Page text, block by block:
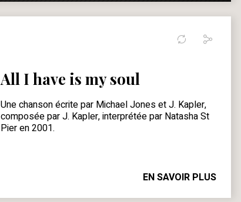
All I have is my soul
Une chanson écrite par Michael Jones et J. Kapler,
composée par J. Kapler, interprétée par Natasha St
Pier en 2001.
EN SAVOIR PLUS